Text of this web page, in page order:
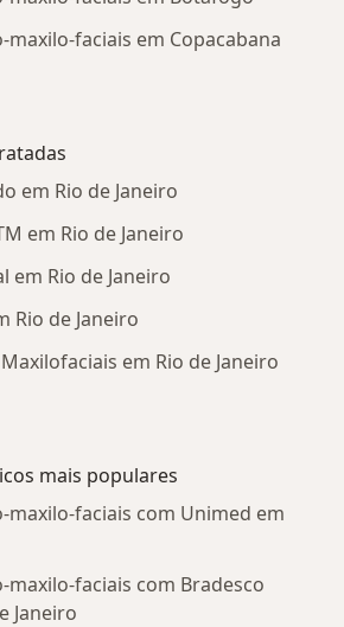
faciais em Copacabana
em Rio de Janeiro
em Rio de Janeiro
em Rio de Janeiro
Rio de Janeiro
em Rio de Janeiro
mais populares
maxilo-faciais com Unimed em
maxilo-faciais com Bradesco
Janeiro